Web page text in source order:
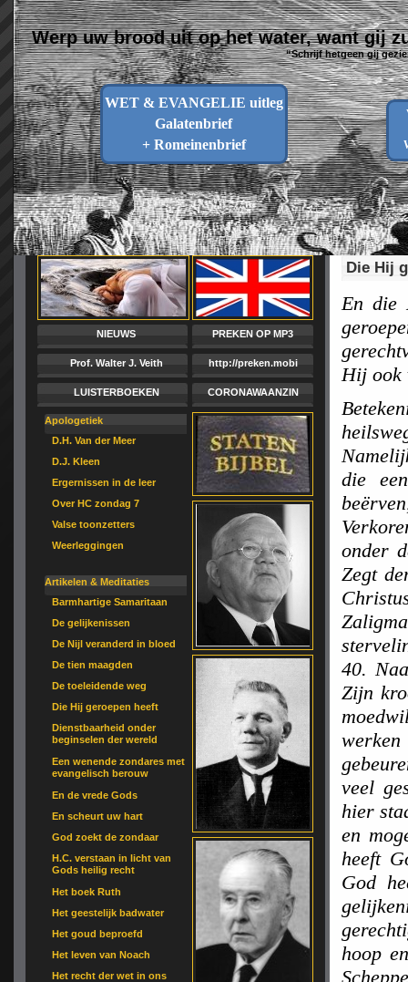
WET & EVANGELIE uitleg
Galatenbrief
+ Romeinenbrief
Werp uw brood uit op het water, want gij
“Schrijf hetgeen gij
NIEUWS
Prof. Walter J. Veith
LUISTERBOEKEN
Apologetiek
D.H. Van der Meer
D.J. Kleen
Ergernissen in de leer
Over HC zondag 7
Valse toonzetters
Weerleggingen
Artikelen & Meditaties
Barmhartige Samaritaan
De gelijkenissen
De Nijl veranderd in bloed
De tien maagden
De toeleidende weg
Die Hij geroepen heeft
Dienstbaarheid onder
beginselen der wereld
Een wenende zondares met
evangelisch berouw
En de vrede Gods
En scheurt uw hart
God zoekt de zondaar
H.C. verstaan in licht van
Gods heilig recht
Het boek Ruth
Het geestelijk badwater
Het goud beproefd
Het leven van Noach
Het recht der wet in ons
PREKEN OP MP3
http://preken.mobi
CORONAWAANZIN
Die Hij
En die
Hij ook
die
onder
Zegt
40.
Zijn
veel
hier
en
heeft
God
hoop